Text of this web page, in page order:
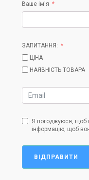
Ваше ім'я
ЗАПИТАННЯ:
ЦІНА
НАЯВНІСТЬ ТОВАРА
Я погоджуюся, щоб
інформацію, щоб
ВІДПРАВИТИ